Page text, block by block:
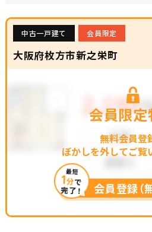
中古一戸建て 会員限定
大阪府枚方市新之栄町
会員限定
無料会員登
ぼかしを外してご覧
最短
1分で
完了！ 会員登録（